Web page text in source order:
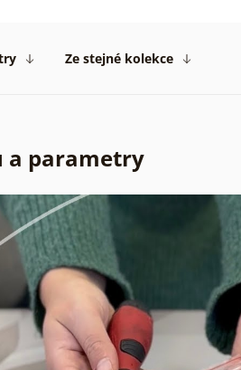
Ze stejné kolekce
a parametry